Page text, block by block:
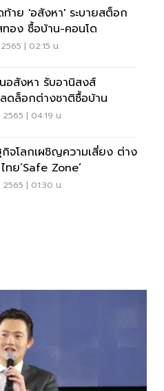
ท้าย 'อสังหา' ระบายสต็อก
ทอง ซื้อบ้าน-คอนโด
| 02:15 น.
อสังหา รับอานิสงส์
ดล็อกต่างชาติซื้อบ้าน
2565 | 04:19 น.
กิจโลกเผชิญความเสี่ยง ต่าง
ทย‘Safe Zone’
2565 | 01:30 น.